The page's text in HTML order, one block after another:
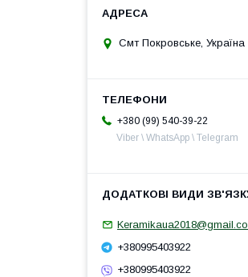
Смт Покровське, Україна
+380 (99) 540-39-22
Viber \ WhatsApp \ Telegram
+380995403922
+380995403922